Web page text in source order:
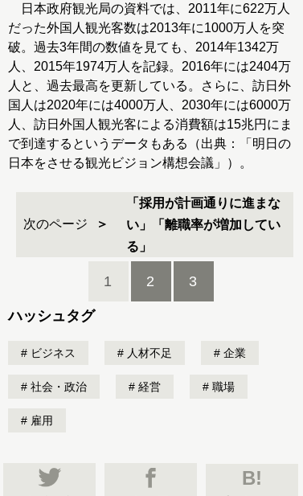
日本政府観光局の資料では、2011年に622万人
だった外国人観光客数は2013年に1000万人を突
破。過去3年間の数値を見ても、2014年1342万
人、2015年1974万人を記録。2016年には2404万
人と、過去最高を更新している。さらに、訪日外
国人は2020年には4000万人、2030年には6000万
人、訪日外国人観光客による消費額は15兆円にま
で到達するというデータもある（出典：「明日の
日本をさせる観光ビジョン構想会議」）。
次のページ
「採用が計画通りに進まな
い」「離職率が増加してい
る」
1 2 3
ハッシュタグ
ビジネス 人材不足 企業
社会・政治 経営 職場
雇用
B!